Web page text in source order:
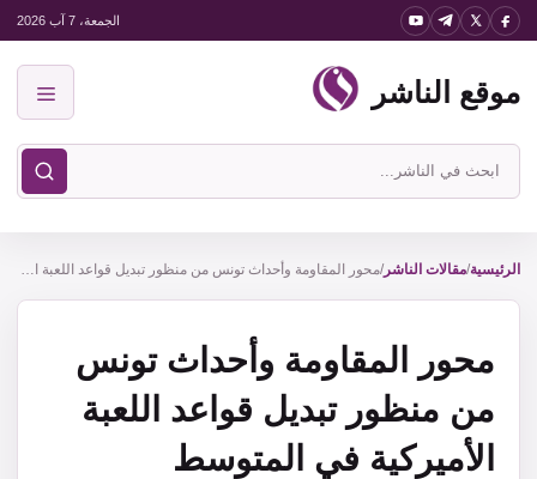
انتقل
المحتوى
الجمعة، 7 آب 2026
موقع الناشر
ابحث
في
الناشر
الرئيسية/مقالات الناشر/ محور المقاومة وأحداث تونس من منظور تبديل قواعد اللعبة الأميركية في المتوسط
محور المقاومة وأحداث تونس
من منظور تبديل قواعد اللعبة
الأميركية في المتوسط